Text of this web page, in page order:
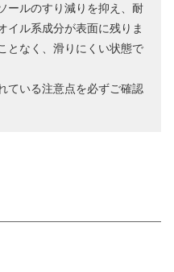
ールのすり減りを抑え、耐
イル系成分が表面に残りま
となく、滑りにくい状態で
ている注意点を必ずご確認